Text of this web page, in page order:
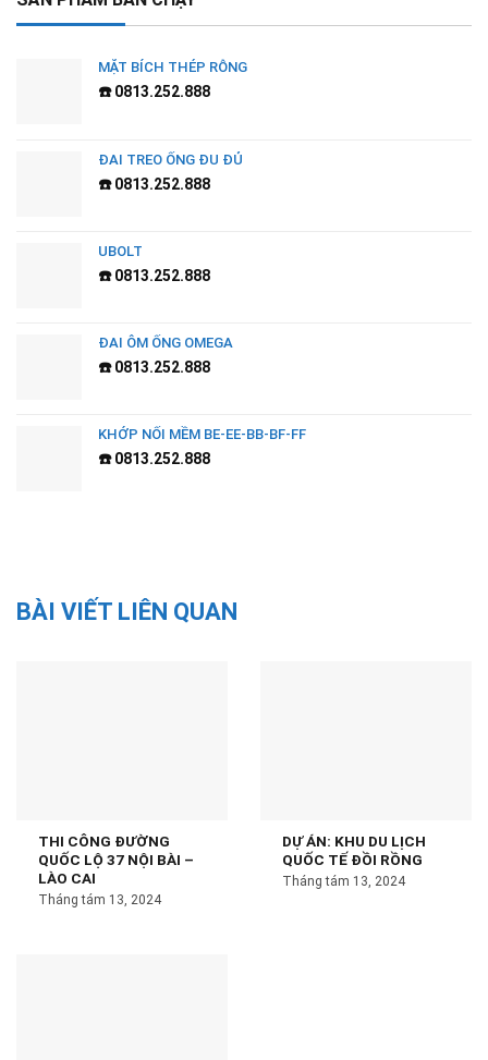
MẶT BÍCH THÉP RỖNG
☎️ 0813.252.888
ĐAI TREO ỐNG ĐU ĐỦ
☎️ 0813.252.888
UBOLT
☎️ 0813.252.888
ĐAI ÔM ỐNG OMEGA
☎️ 0813.252.888
KHỚP NỐI MỀM BE-EE-BB-BF-FF
☎️ 0813.252.888
BÀI VIẾT LIÊN QUAN
THI CÔNG ĐƯỜNG
QUỐC LỘ 37 NỘI BÀI –
LÀO CAI
Tháng tám 13, 2024
DỰ ÁN: KHU DU LỊCH
QUỐC TẾ ĐỒI RỒNG
Tháng tám 13, 2024